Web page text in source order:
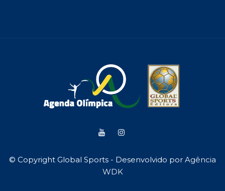
© Copyright Global Sports - Desenvolvido por Agência
WDK